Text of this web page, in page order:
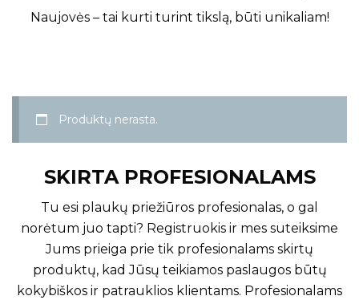
Naujovės – tai kurti turint tikslą, būti unikaliam!
Produktų nerasta.
SKIRTA PROFESIONALAMS
Tu esi plaukų priežiūros profesionalas, o gal
norėtum juo tapti? Registruokis ir mes suteiksime
Jums prieiga prie tik profesionalams skirtų
produktų, kad Jūsų teikiamos paslaugos būtų
kokybiškos ir patrauklios klientams. Profesionalams